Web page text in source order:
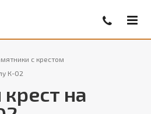
с крестом
К-02
на